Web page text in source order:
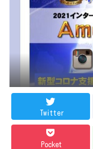
Twitter
Pocket